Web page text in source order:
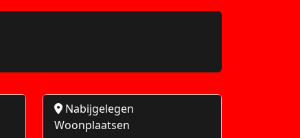
Nabijgelegen
Woonplaatsen